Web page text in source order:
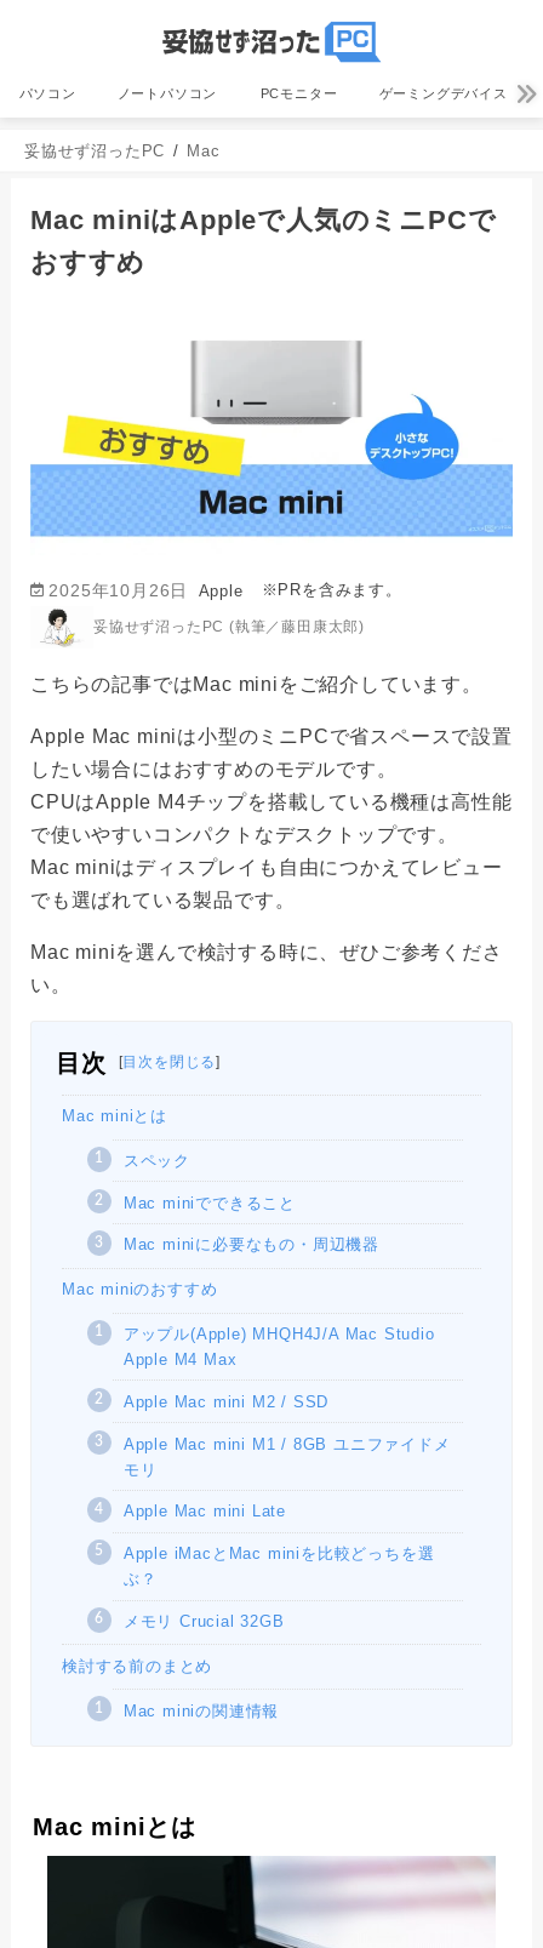
パソコン ノートパソコン PCモニター ゲーミングデバイス
妥協せず沼ったPC Mac
Mac miniはAppleで人気のミニPCで
おすすめ
2025年10月26日 Apple ※PRを含みます。
妥協せず沼ったPC (執筆／藤田康太郎)
こちらの記事ではMac miniをご紹介しています。
Apple Mac miniは小型のミニPCで省スペースで設置
したい場合にはおすすめのモデルです。
CPUはApple M4チップを搭載している機種は高性能
で使いやすいコンパクトなデスクトップです。
Mac miniはディスプレイも自由につかえてレビュー
でも選ばれている製品です。
Mac miniを選んで検討する時に、ぜひご参考くださ
い。
目次 目次を閉じる
Mac miniとは
スペック
Mac miniでできること
Mac miniに必要なもの・周辺機器
Mac miniのおすすめ
アップル(Apple) MHQH4J/A Mac Studio
Apple M4 Max
Apple Mac mini M2 / SSD
Apple Mac mini M1 / 8GB ユニファイドメ
モリ
Apple Mac mini Late
Apple iMacとMac miniを比較どっちを選
ぶ？
メモリ Crucial 32GB
検討する前のまとめ
Mac miniの関連情報
Mac miniとは